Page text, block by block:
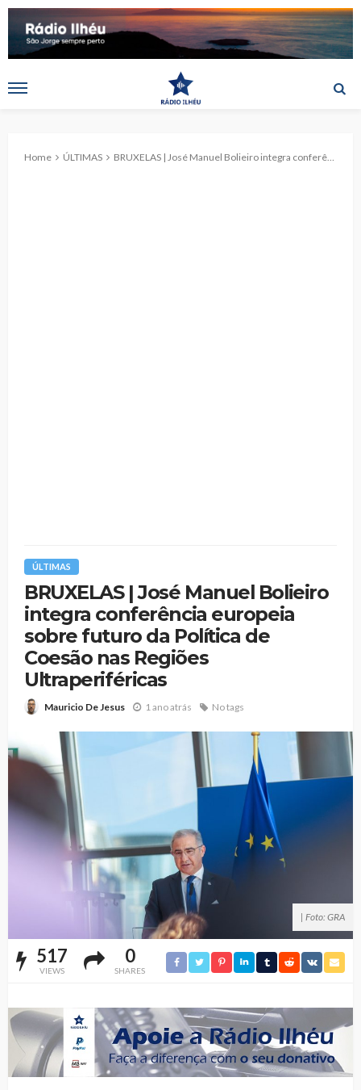
Home ÚLTIMAS BRUXELAS | José Manuel Bolieiro integra conferência europeia sobre futuro da Política de Coesão nas Regiões Ultraperiféricas
ÚLTIMAS
BRUXELAS | José Manuel Bolieiro
integra conferência europeia
sobre futuro da Política de
Coesão nas Regiões
Ultraperiféricas
Mauricio De Jesus 1 ano atrás No tags
| Foto: GRA
517
VIEWS
0
SHARES